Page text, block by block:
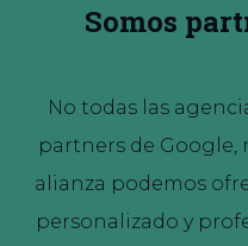
Somos
No todas las
partners de Google,
alianza podemos
personalizado y